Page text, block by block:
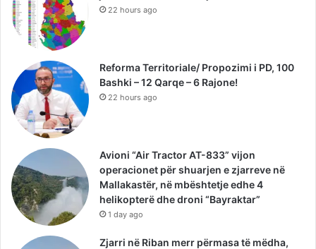
22 hours ago
Reforma Territoriale/ Propozimi i PD, 100
Bashki – 12 Qarqe – 6 Rajone!
22 hours ago
Avioni “Air Tractor AT-833” vijon
operacionet për shuarjen e zjarreve në
Mallakastër, në mbështetje edhe 4
helikopterë dhe droni “Bayraktar”
1 day ago
Zjarri në Riban merr përmasa të mëdha,